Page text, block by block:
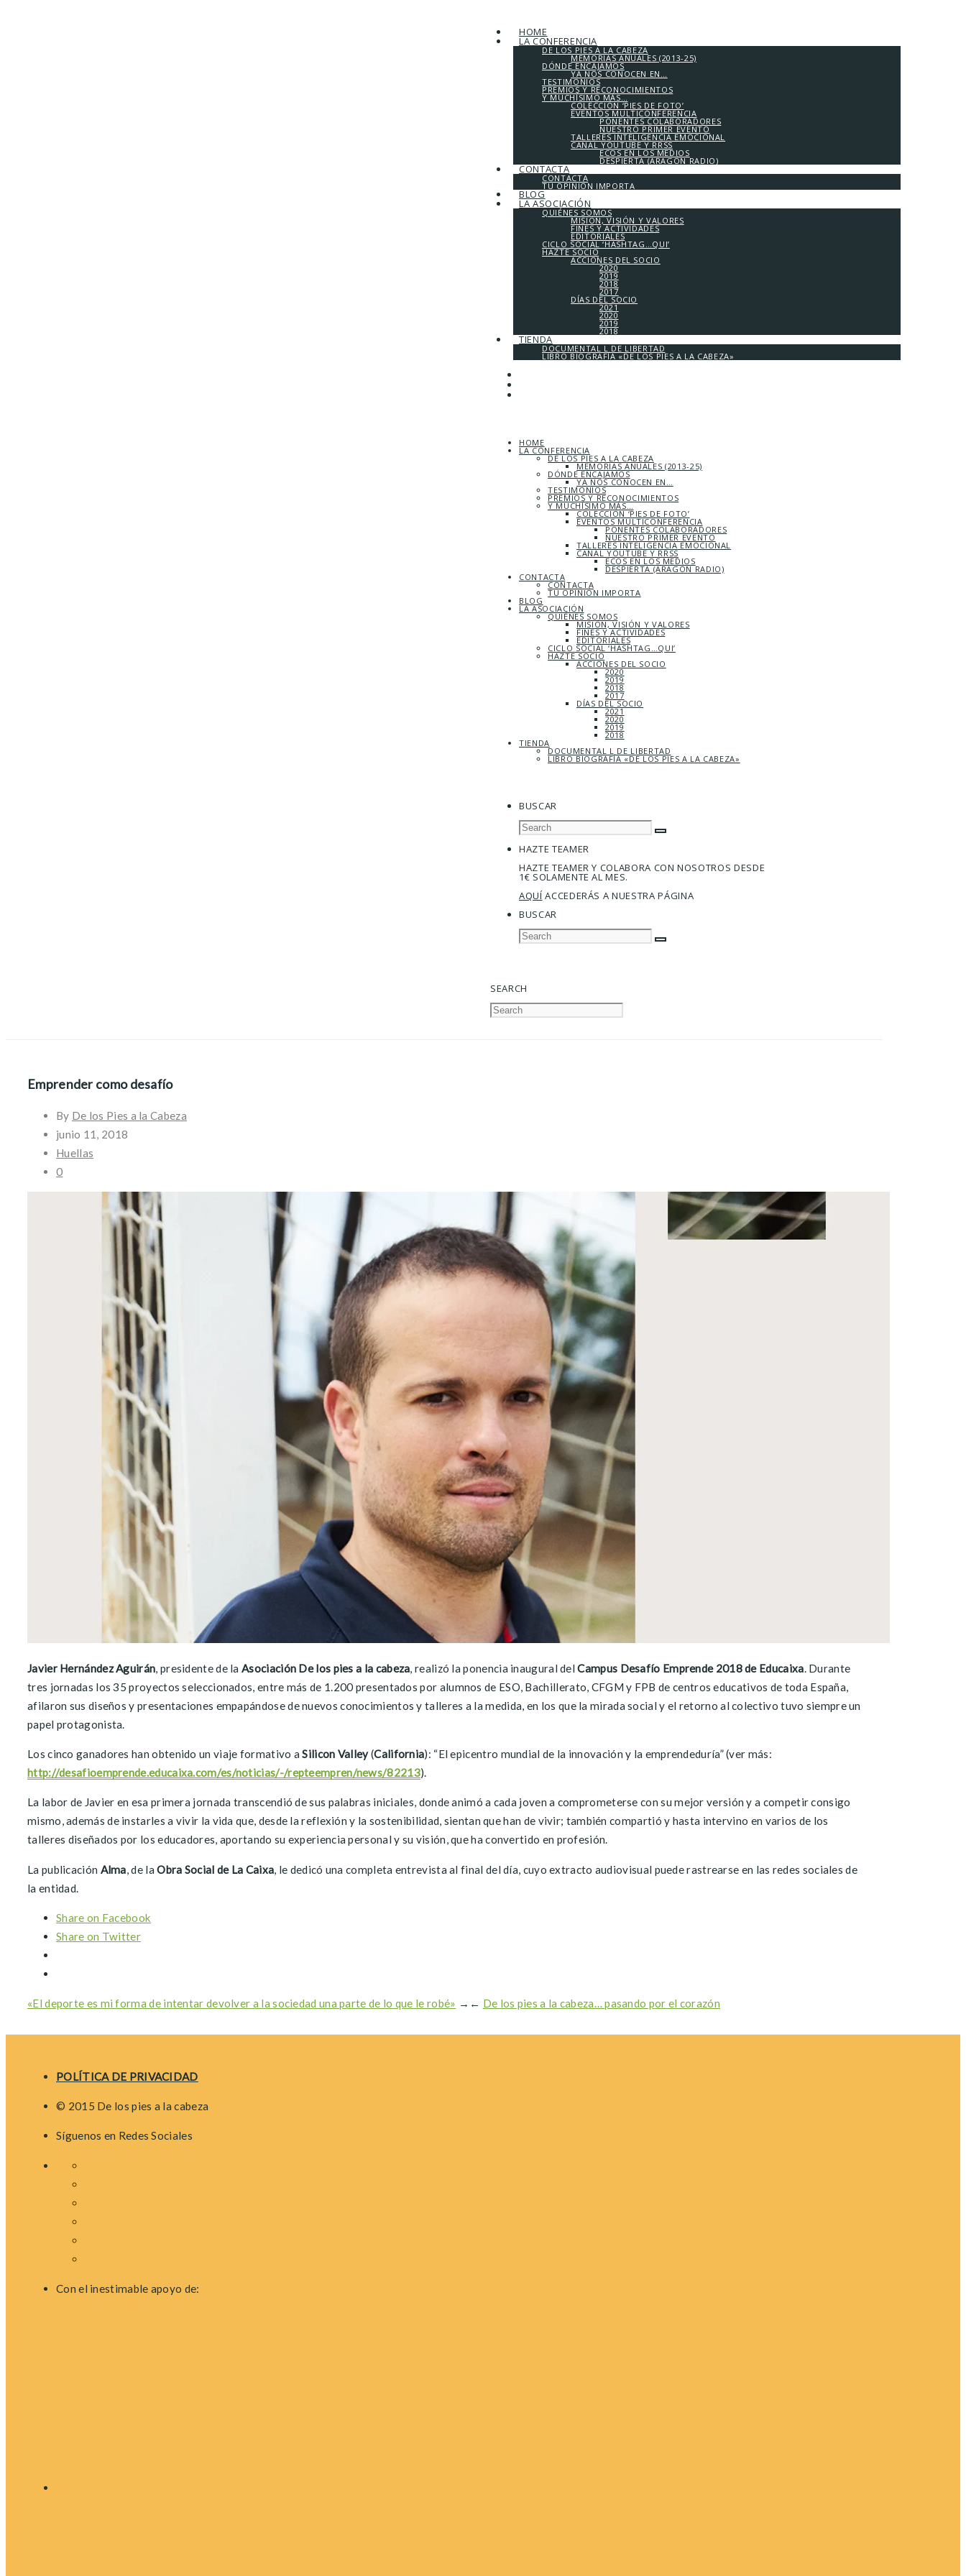
HOME
LA CONFERENCIA
DE LOS PIES A LA CABEZA
MEMORIAS ANUALES (2013-25)
DÓNDE ENCAJAMOS
YA NOS CONOCEN EN…
TESTIMONIOS
PREMIOS Y RECONOCIMIENTOS
Y MUCHÍSIMO MÁS…
COLECCIÓN ‘PIES DE FOTO’
EVENTOS MULTICONFERENCIA
PONENTES COLABORADORES
NUESTRO PRIMER EVENTO
TALLERES INTELIGENCIA EMOCIONAL
CANAL YOUTUBE Y RRSS
ECOS EN LOS MEDIOS
DESPIERTA (ARAGÓN RADIO)
CONTACTA
CONTACTA
TU OPINIÓN IMPORTA
BLOG
LA ASOCIACIÓN
QUIÉNES SOMOS
MISIÓN, VISIÓN Y VALORES
FINES Y ACTIVIDADES
EDITORIALES
CICLO SOCIAL ‘HASHTAG…QUI’
HAZTE SOCIO
ACCIONES DEL SOCIO
2020
2019
2018
2017
DÍAS DEL SOCIO
2021
2020
2019
2018
TIENDA
DOCUMENTAL L DE LIBERTAD
LIBRO BIOGRAFÍA «DE LOS PIES A LA CABEZA»
HOME
LA CONFERENCIA
DE LOS PIES A LA CABEZA
MEMORIAS ANUALES (2013-25)
DÓNDE ENCAJAMOS
YA NOS CONOCEN EN…
TESTIMONIOS
PREMIOS Y RECONOCIMIENTOS
Y MUCHÍSIMO MÁS…
COLECCIÓN ‘PIES DE FOTO’
EVENTOS MULTICONFERENCIA
PONENTES COLABORADORES
NUESTRO PRIMER EVENTO
TALLERES INTELIGENCIA EMOCIONAL
CANAL YOUTUBE Y RRSS
ECOS EN LOS MEDIOS
DESPIERTA (ARAGÓN RADIO)
CONTACTA
CONTACTA
TU OPINIÓN IMPORTA
BLOG
LA ASOCIACIÓN
QUIÉNES SOMOS
MISIÓN, VISIÓN Y VALORES
FINES Y ACTIVIDADES
EDITORIALES
CICLO SOCIAL ‘HASHTAG…QUI’
HAZTE SOCIO
ACCIONES DEL SOCIO
2020
2019
2018
2017
DÍAS DEL SOCIO
2021
2020
2019
2018
TIENDA
DOCUMENTAL L DE LIBERTAD
LIBRO BIOGRAFÍA «DE LOS PIES A LA CABEZA»
BUSCAR
HAZTE TEAMER
HAZTE TEAMER Y COLABORA CON NOSOTROS DESDE
1€ SOLAMENTE AL MES.
AQUÍACCEDERÁS A NUESTRA PÁGINA
BUSCAR
SEARCH
Emprender como desafío
By De los Pies a la Cabeza
junio 11, 2018
Huellas
0
Javier Hernández Aguirán, presidente de laAsociación De los pies a la cabeza, realizó la ponencia inaugural delCampus Desafío Emprende 2018 de Educaixa. Durante
tres jornadas los 35 proyectos seleccionados, entre más de 1.200 presentados por alumnos de ESO, Bachillerato, CFGM y FPB de centros educativos de toda España,
afilaron sus diseños y presentaciones empapándose de nuevos conocimientos y talleres a la medida, en los que la mirada social y el retorno al colectivo tuvo siempre un
papel protagonista.
Los cinco ganadores han obtenido un viaje formativo a Silicon Valley(California): “El epicentro mundial de la innovación y la emprendeduría” (ver más:
http://desafioemprende.educaixa.com/es/noticias/-/repteempren/news/82213).
La labor de Javier en esa primera jornada transcendió de sus palabras iniciales, donde animó a cada joven a comprometerse con su mejor versión y a competir consigo
mismo, además de instarles a vivir la vida que, desde la reflexión y la sostenibilidad, sientan que han de vivir; también compartió y hasta intervino en varios de los
talleres diseñados por los educadores, aportando su experiencia personal y su visión, que ha convertido en profesión.
La publicación Alma , de la Obra Social de La Caixa , le dedicó una completa entrevista al final del día, cuyo extracto audiovisual puede rastrearse en las redes sociales de
la entidad.
Share on Facebook
Share on Twitter
«El deporte es mi forma de intentar devolver a la sociedad una parte de lo que le robé» → ← De los pies a la cabeza… pasando por el corazón
POLÍTICA DE PRIVACIDAD
© 2015 De los pies a la cabeza
Síguenos en Redes Sociales
Con el inestimable apoyo de: